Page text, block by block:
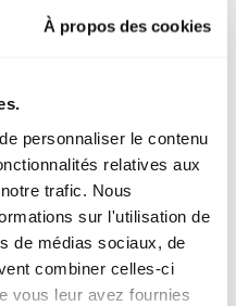
À propos des cookies
personnaliser le contenu
relatives aux
trafic. Nous
sur l'utilisation de
de médias sociaux, de
combiner celles-ci
vous leur avez fournies
к подборке
страницу